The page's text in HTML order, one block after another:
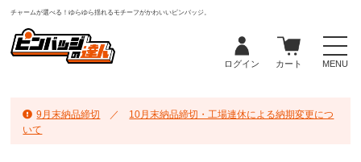
チャームが選べる！ゆらゆら揺れるモチーフがかわいいピンバッジ。
ログイン カート MENU
9月末納品締切 ／ 10月末納品締切・工場連休による納期変更につ
いて